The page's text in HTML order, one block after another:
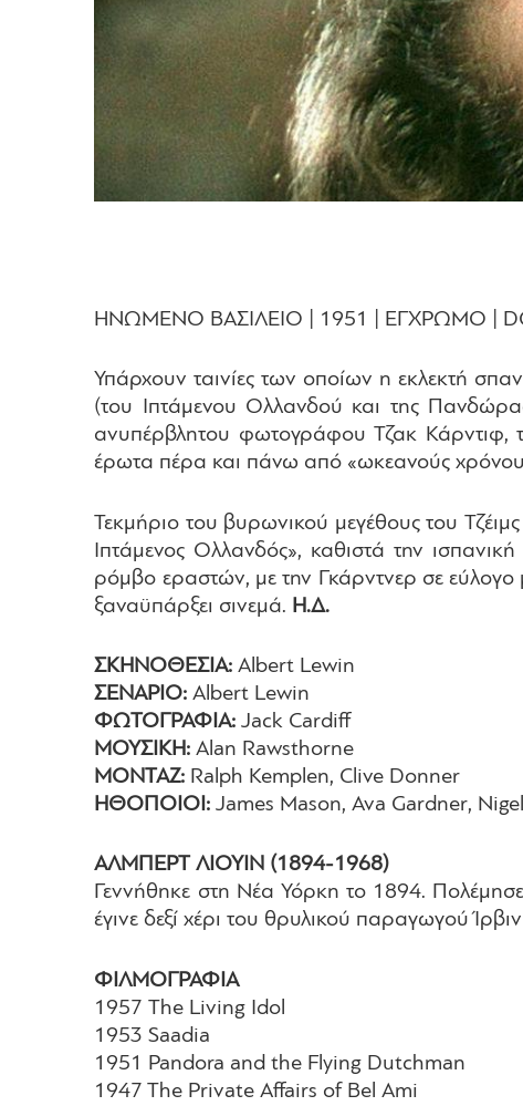
ΗΝΩΜΕΝΟ ΒΑΣΙΛΕΙΟ | 1951 | ΕΓΧΡΩΜΟ |
Υπάρχουν ταινίες των οποίων η εκλεκτή
(του Ιπτάμενου Ολλανδού και της
ανυπέρβλητου φωτογράφου Τζακ Κάρντιφ,
έρωτα πέρα και πάνω από «ωκεανούς
Τεκμήριο του βυρωνικού μεγέθους του
Ιπτάμενος Ολλανδός», καθιστά την
ρόμβο εραστών, με την Γκάρντνερ σε εύλογο
ξαναϋπάρξει σινεμά. Η.Δ.
ΣΚΗΝΟΘΕΣΙΑ: Albert Lewin
ΣΕΝΑΡΙΟ:Albert Lewin
ΦΩΤΟΓΡΑΦΙΑ:Jack Cardiff
ΜΟΥΣΙΚΗ:Alan Rawsthorne
ΜΟΝΤΑΖ: Ralph Kemplen, Clive Donner
​ΗΘΟΠΟΙΟΙ:James Mason, Ava Gardner,
ΑΛΜΠΕΡΤ ΛΙΟΥΙΝ (1894-1968)
Γεννήθηκε στη Νέα Υόρκη το 1894.
έγινε δεξί χέρι του θρυλικού παραγωγού
ΦΙΛΜΟΓΡΑΦΙΑ
1957 The Living Idol
1953 Saadia
1951 Pandora and the Flying Dutchman
1947 The Private Affairs of Bel Ami